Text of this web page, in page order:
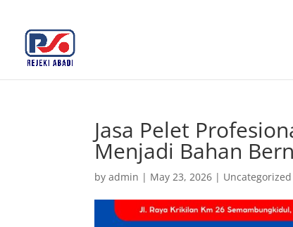
Jasa Pelet
Menjadi Bahan
byadmin | May 23, 2026 | Uncategorized